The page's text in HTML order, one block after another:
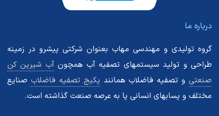
درباره ما
گروه تولیدی و مهندسی مهاب بعنوان شرکتی پیشرو در زمینه
طراحی و تولید سیستمهای تصفیه آب همچونآب شیرین کن
صنعتی و تصفیه فاضلاب همانند پکیج تصفیه فاضلاب صنایع
مختلف و پسابهای انسانی پا به عرصه صنعت گذاشته است.